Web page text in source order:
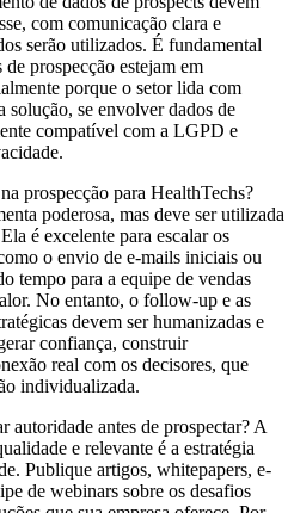
com comunicação clara e
serão utilizados. É fundamental
prospecção estejam em
porque o setor lida com
solução, se envolver dados de
compatível com a LGPD e
prospecção para HealthTechs?
poderosa, mas deve ser utilizada
é excelente para escalar os
o envio de e-mails iniciais ou
tempo para a equipe de vendas
No entanto, o follow-up e as
devem ser humanizadas e
confiança, construir
real com os decisores, que
individualizada.
autoridade antes de prospectar? A
e relevante é a estratégia
Publique artigos, whitepapers, e-
de webinars sobre os desafios